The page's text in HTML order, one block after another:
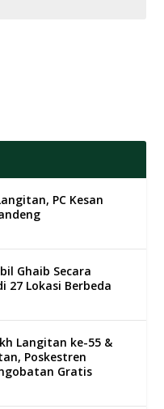
PC Kesan
Ghaib Secara
27 Lokasi Berbeda
Langitan ke-55 &
Poskestren
Gratis